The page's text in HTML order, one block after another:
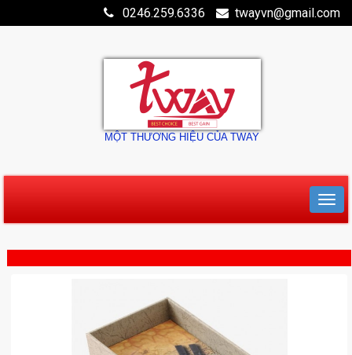
0246.259.6336 twayvn@gmail.com
MỘT THƯƠNG HIỆU CỦA TWAY